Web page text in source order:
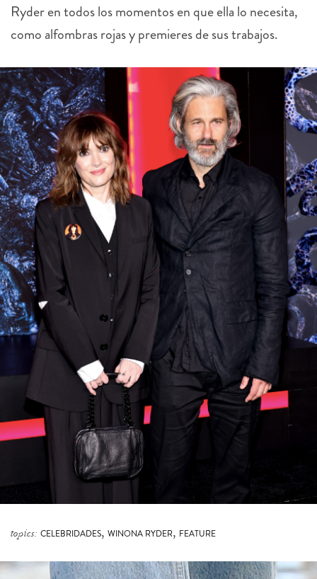
Ryder en todos los momentos en que ella lo necesita,
como alfombras rojas y premieres de sus trabajos.
topics: CELEBRIDADES, WINONA RYDER, FEATURE